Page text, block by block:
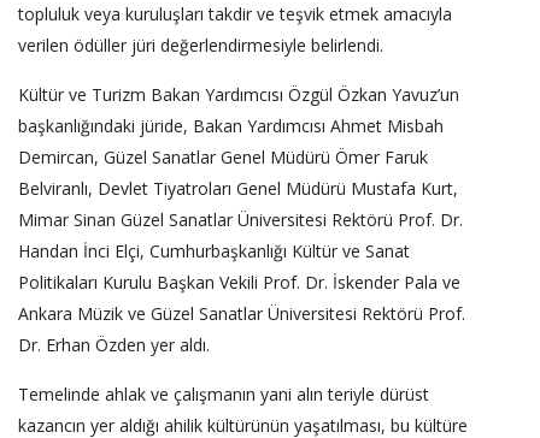
topluluk veya kuruluşları takdir ve teşvik etmek amacıyla
verilen ödüller jüri değerlendirmesiyle belirlendi.
Kültür ve Turizm Bakan Yardımcısı Özgül Özkan Yavuz’un
başkanlığındaki jüride, Bakan Yardımcısı Ahmet Misbah
Demircan, Güzel Sanatlar Genel Müdürü Ömer Faruk
Belviranlı, Devlet Tiyatroları Genel Müdürü Mustafa Kurt,
Mimar Sinan Güzel Sanatlar Üniversitesi Rektörü Prof. Dr.
Handan İnci Elçi, Cumhurbaşkanlığı Kültür ve Sanat
Politikaları Kurulu Başkan Vekili Prof. Dr. İskender Pala ve
Ankara Müzik ve Güzel Sanatlar Üniversitesi Rektörü Prof.
Dr. Erhan Özden yer aldı.
Temelinde ahlak ve çalışmanın yani alın teriyle dürüst
kazancın yer aldığı ahilik kültürünün yaşatılması, bu kültüre